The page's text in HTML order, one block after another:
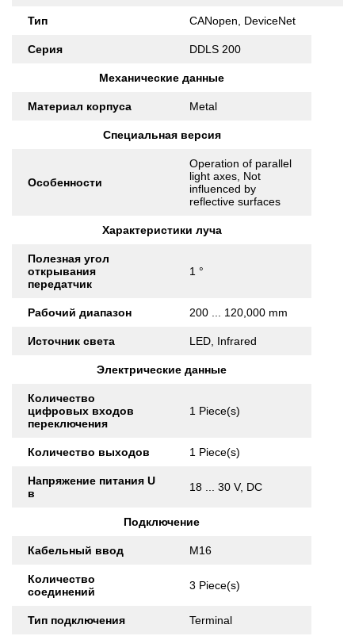
Тип CANopen, DeviceNet
Серия DDLS 200
Механические данные
Материал корпуса Metal
Специальная версия
Особенности
Operation of parallel
light axes, Not
influenced by
reflective surfaces
Характеристики луча
Полезная угол
открывания
передатчик
1 °
Рабочий диапазон 200 ... 120,000 mm
Источник света LED, Infrared
Электрические данные
Количество
цифровых входов
переключения
1 Piece(s)
Количество выходов 1 Piece(s)
Напряжение питания U
в
18 ... 30 V, DC
Подключение
Кабельный ввод M16
Количество
соединений
3 Piece(s)
Тип подключения Terminal